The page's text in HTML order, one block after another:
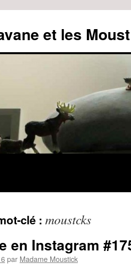
et les
clé : moustcks
en Instagram
par Madame Moustick